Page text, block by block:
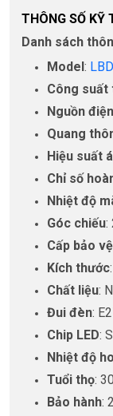
THÔNG SỐ KỸ
Danh sách
Model :
Công suất
Nguồn điện
Quang
Hiệu suất
Chỉ số
Nhiệt độ
Góc chiếu:
Cấp bảo vệ
Kích thước
Chất liệu:
Đui đèn:
Chip LED:
Nhiệt độ
Tuổi thọ:
Bảo hành: